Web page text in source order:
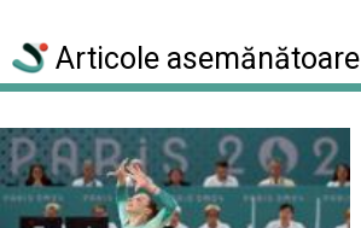
Articole asemănătoare